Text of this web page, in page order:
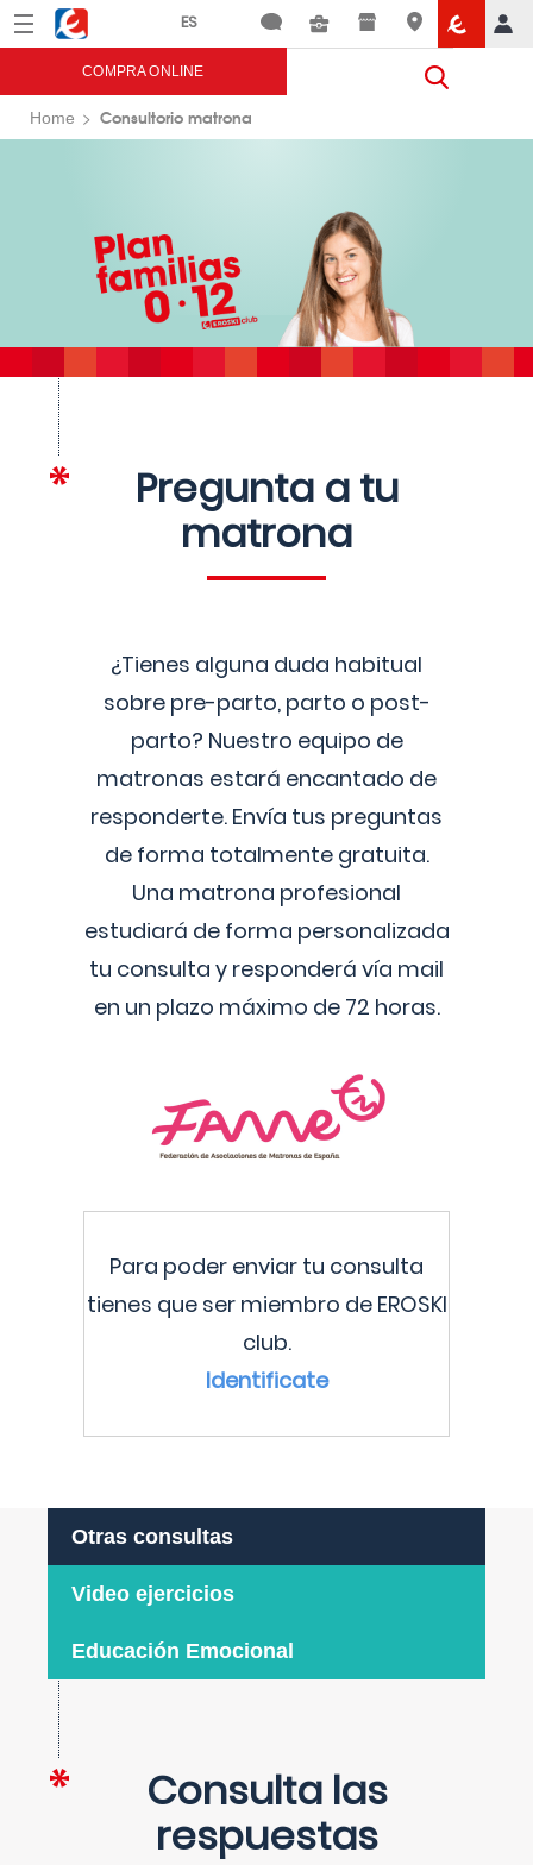
Menú Eroski
COMPRA ONLINE
Home Consultorio matrona
Pregunta a tu
matrona
¿Tienes alguna duda habitual
sobre pre-parto, parto o post-
parto? Nuestro equipo de
matronas estará encantado de
responderte. Envía tus preguntas
de forma totalmente gratuita.
Una matrona profesional
estudiará de forma personalizada
tu consulta y responderá vía mail
en un plazo máximo de 72 horas.
Para poder enviar tu consulta
tienes que ser miembro de EROSKI
club.
Identificate
Otras consultas
Video ejercicios
Educación Emocional
Consulta las
respuestas